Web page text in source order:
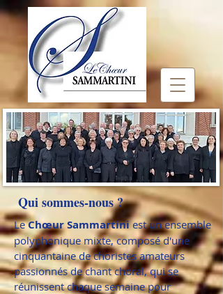
Qui sommes-nous ?
LeChœur Sammartiniest un ensemble
polyphonique mixte, composé d'une
cinquantaine de choristes amateurs
passionnés de chant choral, qui se
réunissent chaque semaine pour